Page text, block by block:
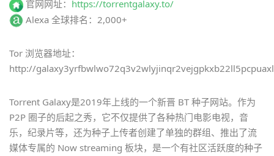
官网网址： https://torrentgalaxy.to/
Alexa 全球排名：2,000+
Tor 浏览器地址：
http://
Torrent Galaxy是2019年上线的一个新晋 BT 种子网站。作为
P2P 圈子的后起之秀，它不仅提供了各种热门电影电视，音
乐，纪录片等，还为种子上传者创建了单独的群组、推出了流
媒体专属的 Now streaming 板块，是一个有社区活跃度的种子